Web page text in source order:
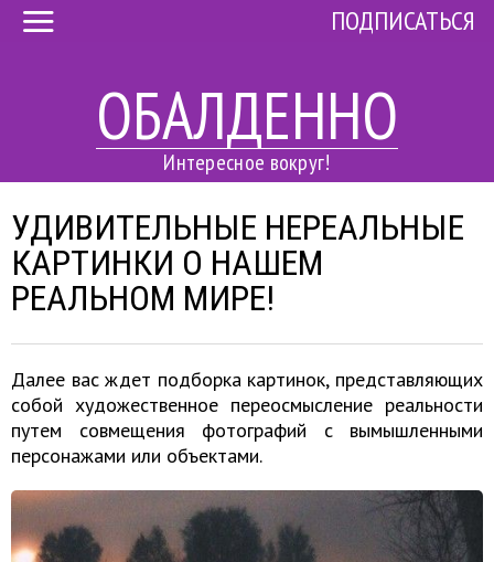
ОБАЛДЕННО
Интересное вокруг!
ПОДПИСАТЬСЯ
УДИВИТЕЛЬНЫЕ НЕРЕАЛЬНЫЕ
КАРТИНКИ О НАШЕМ
РЕАЛЬНОМ МИРЕ!
Далее вас ждет подборка картинок, представляющих
собой художественное переосмысление реальности
путем совмещения фотографий с вымышленными
персонажами или объектами.